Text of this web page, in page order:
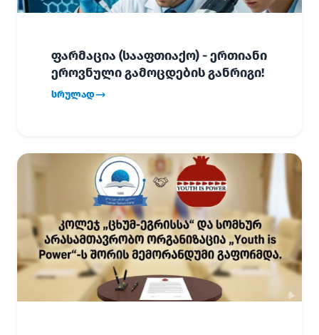
ფარმაცია (სააფთიაქო) - ერთიანი
ეროვნული გამოცდების განრიგი!
სრულად